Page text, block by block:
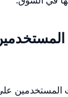
المستخدمين